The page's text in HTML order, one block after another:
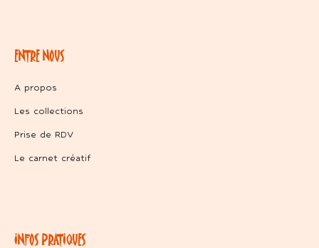
ENTRE NOUS
A propos
Les collections
Prise de RDV
Le carnet créatif
INFOS PRATIQUES